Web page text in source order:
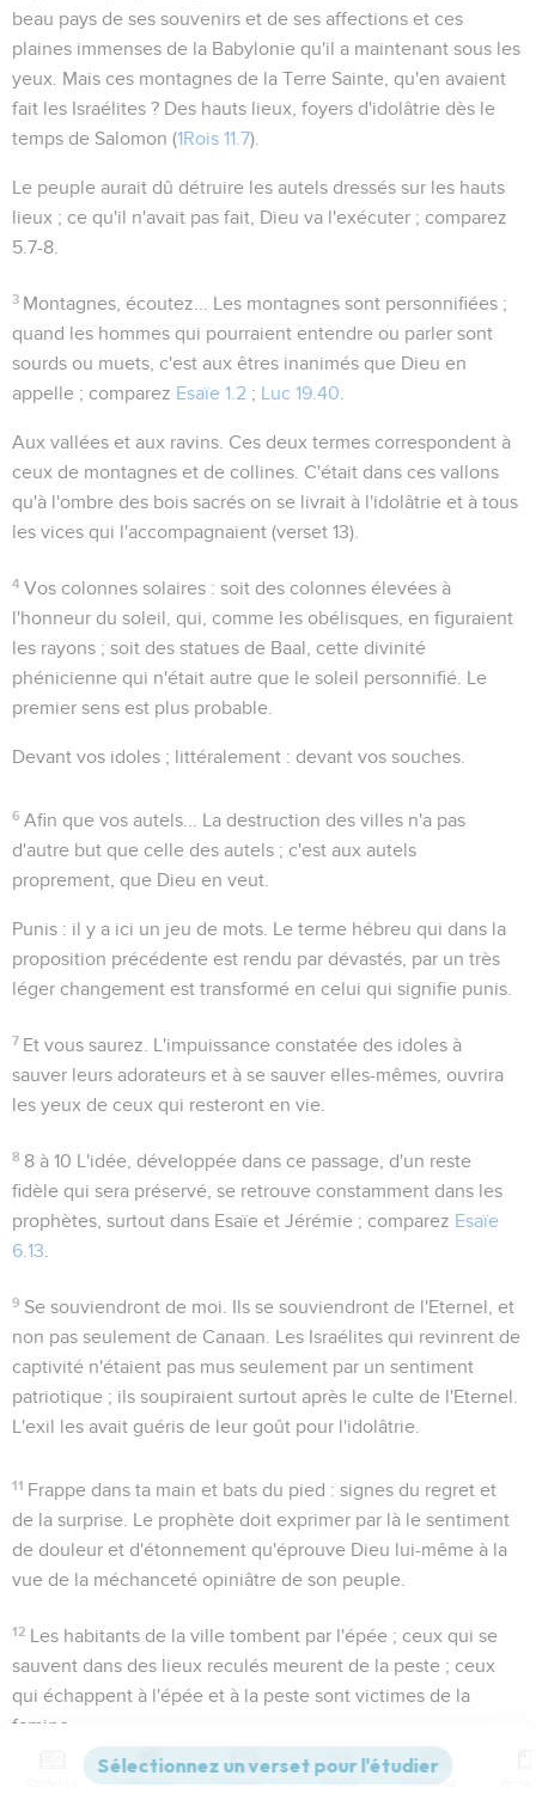
beau pays de ses souvenirs et de ses affections et ces
plaines immenses de la Babylonie qu'il a maintenant sous les
yeux. Mais ces montagnes de la Terre Sainte, qu'en avaient
fait les Israélites ? Des hauts lieux, foyers d'idolâtrie dès le
temps de Salomon (1Rois 11.7).
Le peuple aurait dû détruire les autels dressés sur les hauts
lieux ; ce qu'il n'avait pas fait, Dieu va l'exécuter ; comparez
5.7-8
3 Montagnes, écoutez...
Les montagnes sont personnifiées ;
quand les hommes qui pourraient entendre ou parler sont
sourds ou muets, c'est aux êtres inanimés que Dieu en
appelle ; comparez Esaïe 1.2 ; Luc 19.40
Aux vallées et aux ravins . Ces deux termes correspondent à
ceux de montagnes et de collines . C'était dans ces vallons
qu'à l'ombre des bois sacrés on se livrait à l'idolâtrie et à tous
les vices qui l'accompagnaient (verset 13).
4 Vos colonnes solaires : soit des colonnes élevées à
l'honneur du soleil, qui, comme les obélisques, en figuraient
les rayons ; soit des statues de Baal, cette divinité
phénicienne qui n'était autre que le soleil personnifié. Le
premier sens est plus probable.
Devant vos idoles ; littéralement : devant vos souches
6 Afin que vos autels...
La destruction des villes n'a pas
d'autre but que celle des autels ; c'est aux autels
proprement, que Dieu en veut.
Punis : il y a ici un jeu de mots. Le terme hébreu qui dans la
proposition précédente est rendu par dévastés , par un très
léger changement est transformé en celui qui signifie punis
7 Et vous saurez . L'impuissance constatée des idoles à
sauver leurs adorateurs et à se sauver elles-mêmes, ouvrira
les yeux de ceux qui resteront en vie.
8 8 à 10 L'idée, développée dans ce passage, d'un reste
fidèle qui sera préservé, se retrouve constamment dans les
prophètes, surtout dans Esaïe et Jérémie ; comparez Esaïe
6.13
9 Se souviendront de moi . Ils se souviendront de l'Eternel, et
non pas seulement de Canaan. Les Israélites qui revinrent de
captivité n'étaient pas mus seulement par un sentiment
patriotique ; ils soupiraient surtout après le culte de l'Eternel.
L'exil les avait guéris de leur goût pour l'idolâtrie.
11 Frappe dans ta main et bats du pied : signes du regret et
de la surprise. Le prophète doit exprimer par là le sentiment
de douleur et d'étonnement qu'éprouve Dieu lui-même à la
vue de la méchanceté opiniâtre de son peuple.
12 Les habitants de la ville tombent par l'épée ; ceux qui se
sauvent dans des lieux reculés meurent de la peste ; ceux
qui échappent à l'épée et à la peste sont victimes de la
famine.
Comparez versets 4 à 6.
Versions Commentaires Strong